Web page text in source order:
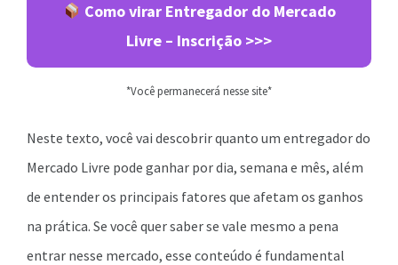
Como virar Entregador do Mercado
Livre – Inscrição >>>
*Você permanecerá nesse site*
Neste texto, você vai descobrir quanto um entregador do
Mercado Livre pode ganhar por dia, semana e mês, além
de entender os principais fatores que afetam os ganhos
na prática. Se você quer saber se vale mesmo a pena
entrar nesse mercado, esse conteúdo é fundamental